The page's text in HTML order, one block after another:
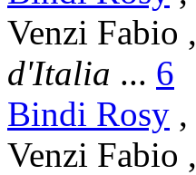
Venzi Fabio ,
d'Italia ... 6
Bindi Rosy ,
Venzi Fabio ,